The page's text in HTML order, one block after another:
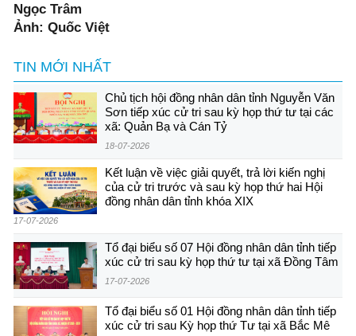
Ngọc Trâm
Ảnh: Quốc Việt
TIN MỚI NHẤT
Chủ tịch hội đồng nhân dân tỉnh Nguyễn Văn
Sơn tiếp xúc cử tri sau kỳ họp thứ tư tại các
xã: Quản Bạ và Cán Tỷ
18-07-2026
Kết luận về việc giải quyết, trả lời kiến nghị
của cử tri trước và sau kỳ họp thứ hai Hội
đồng nhân dân tỉnh khóa XIX
17-07-2026
Tổ đại biểu số 07 Hội đồng nhân dân tỉnh tiếp
xúc cử tri sau kỳ họp thứ tư tại xã Đồng Tâm
17-07-2026
Tổ đại biểu số 01 Hội đồng nhân dân tỉnh tiếp
xúc cử tri sau Kỳ họp thứ Tư tại xã Bắc Mê